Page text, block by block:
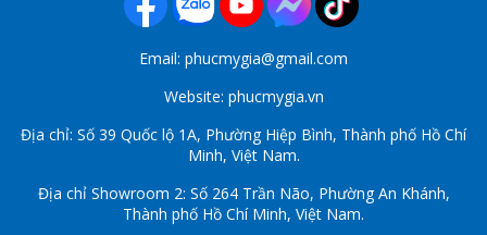
Email: phucmygia@gmail.com
Website: phucmygia.vn
Địa chỉ: Số 39 Quốc lộ 1A, Phường Hiệp Bình, Thành phố Hồ Chí
Minh, Việt Nam.
Địa chỉ Showroom 2: Số 264 Trần Não, Phường An Khánh,
Thành phố Hồ Chí Minh, Việt Nam.